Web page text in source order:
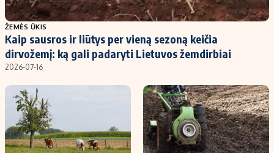
Populiarios temos
Investavimas
Akcijų rinka
Saulės elektrinės
Kriptovaliutos
Infliacija
Migracija
Titulinis
Nedarbo išmokos skaičiuoklė
Indėlių skaičiuoklė
Būsto finansai
Įdomios naujienos
ŽEMĖS ŪKIS
Kaip sausros ir liūtys per vieną sezoną keičia
dirvožemį: ką gali padaryti Lietuvos žemdirbiai
2026-07-16